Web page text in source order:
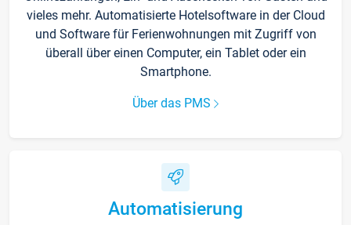
vieles mehr. Automatisierte Hotelsoftware in der Cloud
und Software für Ferienwohnungen mit Zugriff von
überall über einen Computer, ein Tablet oder ein
Smartphone.
Über das PMS
Automatisierung